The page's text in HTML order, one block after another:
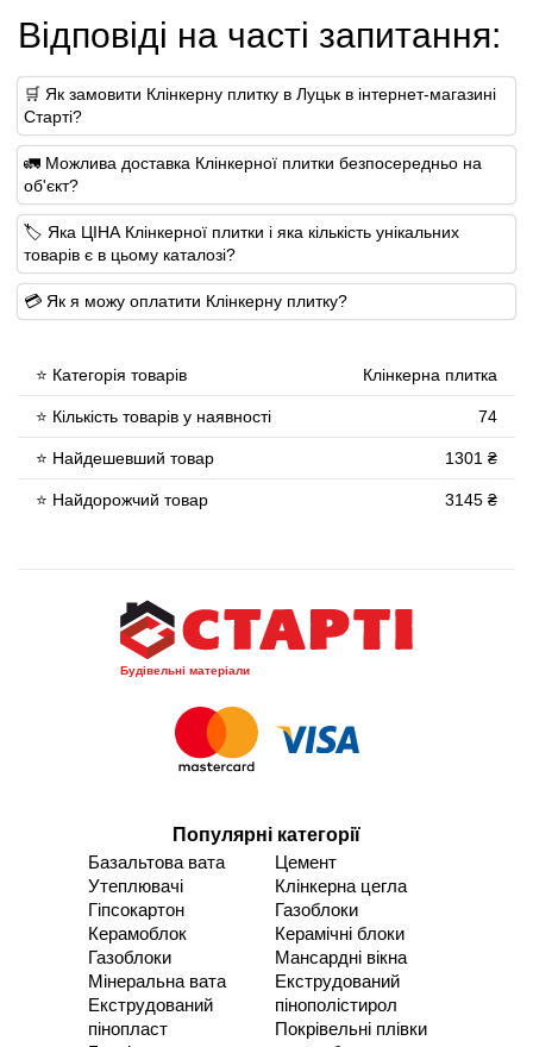
Відповіді на часті запитання:
🛒 Як замовити Клінкерну плитку в Луцьк в інтернет-магазині
Старті?
🚛 Можлива доставка Клінкерної плитки безпосередньо на
об'єкт?
🏷 Яка ЦІНА Клінкерної плитки і яка кількість унікальних
товарів є в цьому каталозі?
💳 Як я можу оплатити Клінкерну плитку?
⭐ Категорія товарів Клінкерна плитка
⭐ Кількість товарів у наявності 74
⭐ Найдешевший товар 1301 ₴
⭐ Найдорожчий товар 3145 ₴
Будівельні матеріали
Популярні категорії
Базальтова вата
Утеплювачі
Гіпсокартон
Керамоблок
Газоблоки
Мінеральна вата
Екструдований
пінопласт
Цемент
Клінкерна цегла
Газоблоки
Керамічні блоки
Мансардні вікна
Екструдований
пінополістирол
Покрівельні плівки